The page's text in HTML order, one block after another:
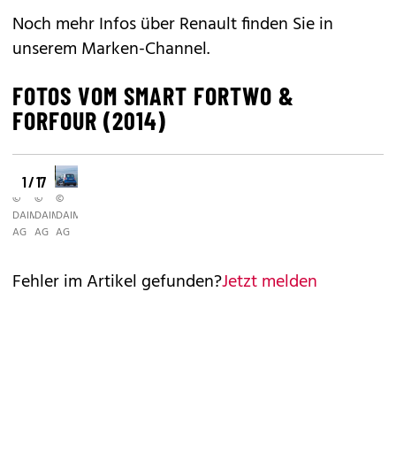
Noch mehr Infos über Renault finden Sie in
unserem Marken-Channel.
FOTOS VOM SMART FORTWO &
FORFOUR (2014)
1 / 17
©
DAIMLER
AG
©
DAIMLER
AG
©
DAIMLER
AG
Fehler im Artikel gefunden?Jetzt melden